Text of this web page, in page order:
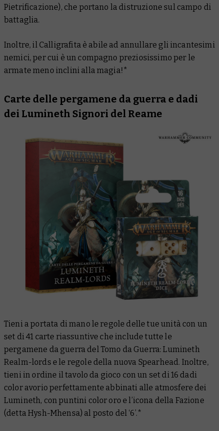
Pietrificazione), che portano la distruzione sul campo di
battaglia.
Inoltre, il Calligrafita è abile ad annullare gli incantesimi
nemici, per cui è un compagno preziosissimo per le
armate meno inclini alla magia!*
Carte delle pergamene da guerra e dadi
dei Lumineth Signori del Reame
Tieni a portata di mano le regole delle tue unità con un
set di 41 carte riassuntive che include tutte le
pergamene da guerra del Tomo da Guerra: Lumineth
Realm-lords e le regole della nuova Spearhead. Inoltre,
tieni in ordine il tavolo da gioco con un set di 16 dadi
color avorio perfettamente abbinati alle atmosfere dei
Lumineth, con puntini color oro e l’icona della Fazione
(detta Hysh-Mhensa) al posto del ‘6’.*